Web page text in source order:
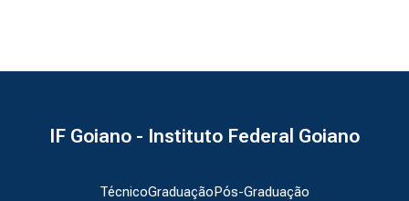
IF Goiano - Instituto Federal Goiano
TécnicoGraduaçãoPós-Graduação